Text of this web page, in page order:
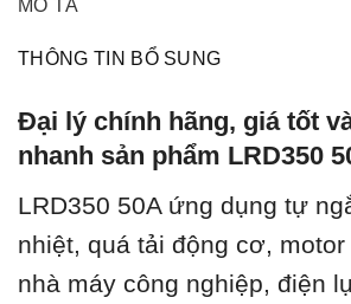
MÔ TẢ
THÔNG TIN BỔ SUNG
Đại lý chính hãng, giá tốt
nhanh sản phẩm LRD350
LRD350 50A ứng dụng tự
nhiệt, quá tải động cơ,
nhà máy công nghiệp, điện